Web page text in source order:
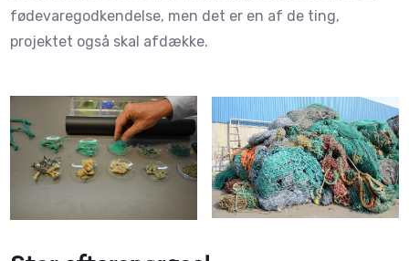
fødevaregodkendelse, men det er en af de ting,
projektet også skal afdække.